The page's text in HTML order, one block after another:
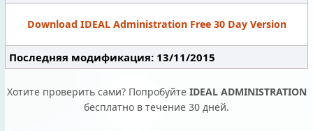
Download IDEAL Administration Free 30 Day Version
Последняя модификация: 13/11/2015
Хотите проверить сами? Попробуйте IDEAL ADMINISTRATION
бесплатно в течение 30 дней.